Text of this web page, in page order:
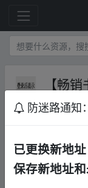
【畅
网盘 电
【畅销书籍
防迷路通知：
已更换新地
保存新地址和